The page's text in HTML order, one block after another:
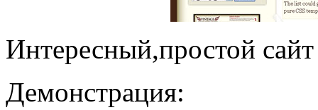
Интересный,простой
Демонстрация: